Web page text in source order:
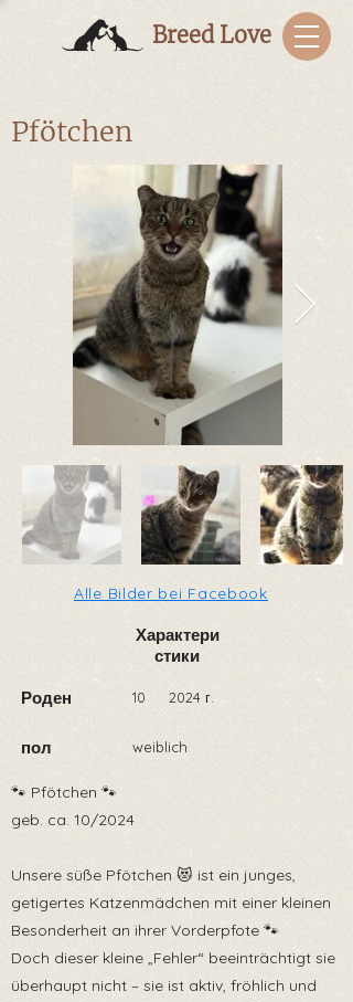
Breed Love
Pfötchen
Alle Bilder bei Facebook
Характери
стики
Роден
пол
10 2024 г.
weiblich
🐾 Pfötchen 🐾
geb. ca. 10/2024
Unsere süße Pfötchen 😻 ist ein junges,
getigertes Katzenmädchen mit einer kleinen
Besonderheit an ihrer Vorderpfote 🐾
Doch dieser kleine „Fehler“ beeinträchtigt sie
überhaupt nicht – sie ist aktiv, fröhlich und